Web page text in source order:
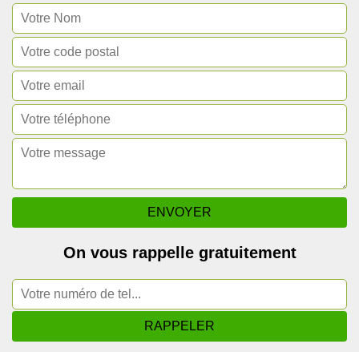
On vous rappelle gratuitement